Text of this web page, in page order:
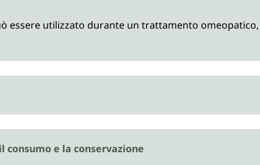
essere utilizzato durante un trattamento
consumo e la conservazione